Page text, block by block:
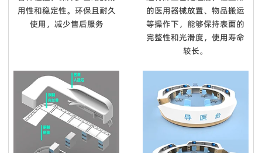
用性和稳定性。环保且耐久
使用，减少售后服务
的医用器械放置、物品搬运
等操作下，能够保持表面的
完整性和光滑度，使用寿命
较长。